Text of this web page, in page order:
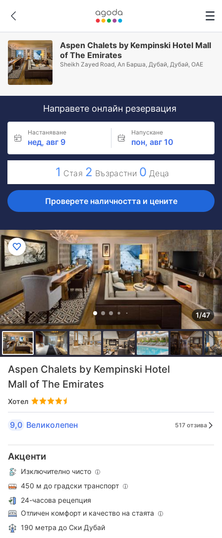
Aspen Chalets by Kempinski Hotel Mall
of The Emirates
Sheikh Zayed Road, Ал Барша, Дубай, Дубай, ОАЕ
Направете онлайн резервация
Настаняване
нед, авг 9
Напускане
пон, авг 10
1 Стая 2 Възрастни 0 Деца
Проверете наличността и цените
1/47
Aspen Chalets by Kempinski Hotel
Mall of The Emirates
Хотел
9,0 Великолепен 517 отзива
Акценти
Изключително чисто
450 м до градски транспорт
24-часова рецепция
Отличен комфорт и качество на стаята
190 метра до Ски Дубай